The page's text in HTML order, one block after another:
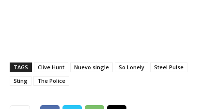
TAGS Clive Hunt Nuevo single So Lonely
Steel Pulse
Sting
The Police